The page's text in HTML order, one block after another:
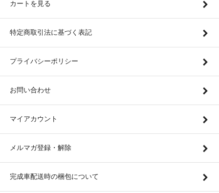
カートを見る
特定商取引法に基づく表記
プライバシーポリシー
お問い合わせ
マイアカウント
メルマガ登録・解除
完成車配送時の梱包について